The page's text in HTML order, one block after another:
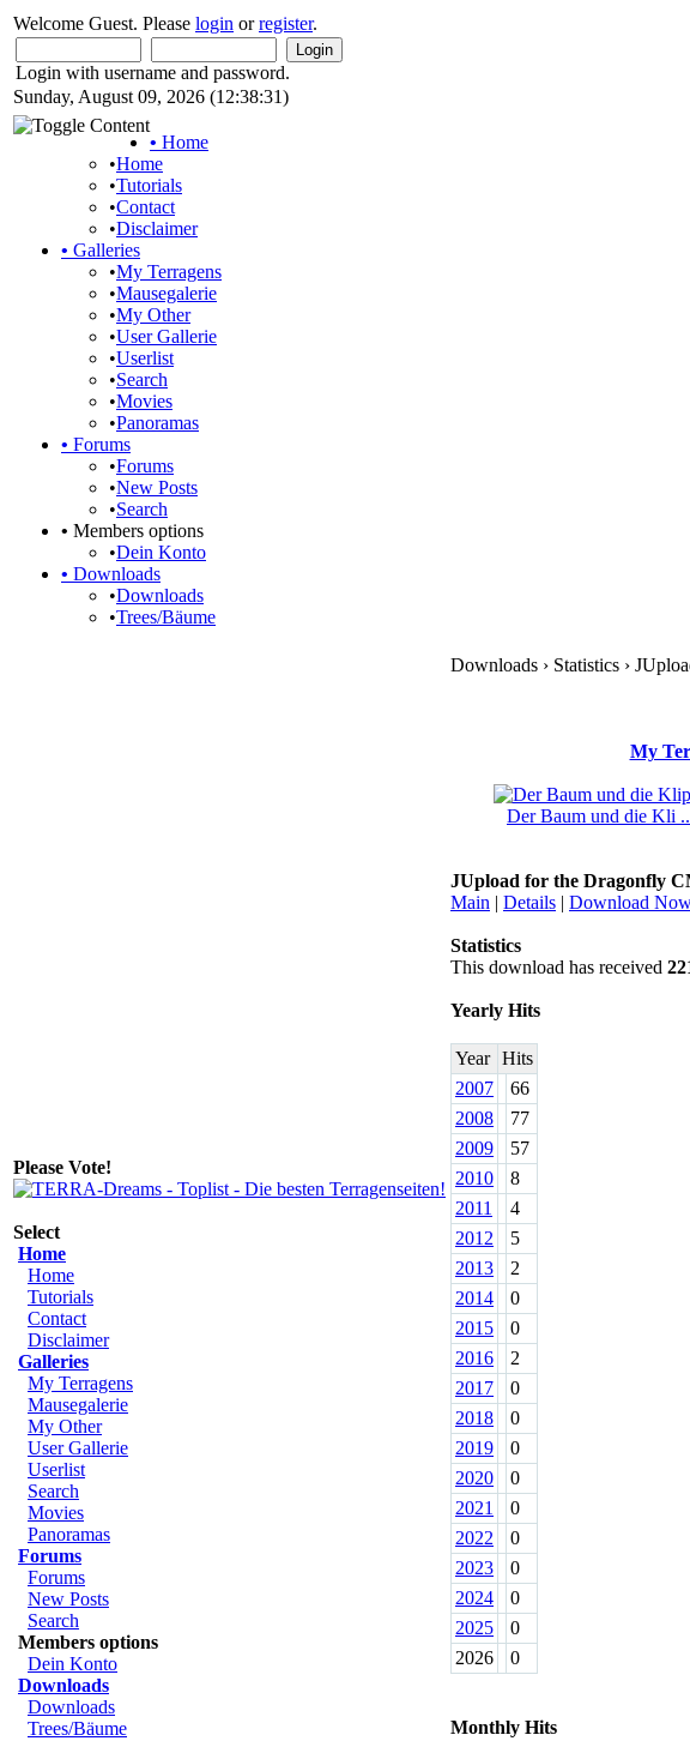
Welcome Guest. Please login orregister.
Login with username and password.
Sunday, August 09, 2026 (12:38:31)
• Home
•Home
•Tutorials
•Contact
•Disclaimer
• Galleries
•My Terragens
•Mausegalerie
•My Other
•User Gallerie
•Userlist
•Search
•Movies
•Panoramas
• Forums
•Forums
•New Posts
•Search
• Members options
•Dein Konto
• Downloads
•Downloads
•Trees/Bäume
Please Vote!
Select
Home
Home
Tutorials
Contact
Disclaimer
Galleries
My Terragens
Mausegalerie
My Other
User Gallerie
Userlist
Search
Movies
Panoramas
Forums
Forums
New Posts
Search
Members options
Dein Konto
Downloads
Downloads
Trees/Bäume
Downloads › Statistics ›
My
Der Baum und die Kli
JUpload for the Dragonfly
Main | Details | Download
Statistics
This download has received
Yearly Hits
Year Hits
2007
66
2008
77
2009
57
2010
8
2011
4
2012
5
2013
2
2014
0
2015
0
2016
2
2017
0
2018
0
2019
0
2020
0
2021
0
2022
0
2023
0
2024
0
2025
0
2026
0
Monthly Hits